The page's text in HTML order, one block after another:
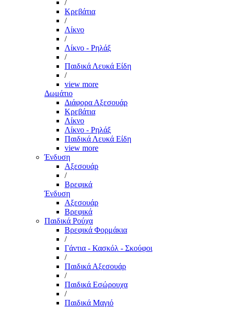
/
Κρεβάτια
/
Λίκνο
/
Λίκνο - Ρηλάξ
/
Παιδικά Λευκά Είδη
/
view more
Δωμάτιο
Διάφορα Αξεσουάρ
Κρεβάτια
Λίκνο
Λίκνο - Ρηλάξ
Παιδικά Λευκά Είδη
view more
Ένδυση
Αξεσουάρ
/
Βρεφικά
Ένδυση
Αξεσουάρ
Βρεφικά
Παιδικά Ρούχα
Βρεφικά Φορμάκια
/
Γάντια - Κασκόλ - Σκούφοι
/
Παιδικά Αξεσουάρ
/
Παιδικά Εσώρουχα
/
Παιδικά Μαγιό